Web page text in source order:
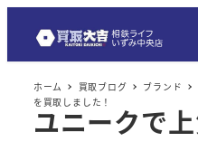
ホーム 買取ブログ ブランド
を買取しました！
ユニークで